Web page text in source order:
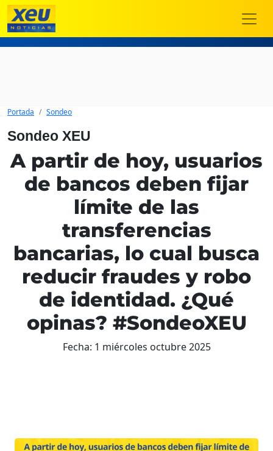
Portada Sondeo
Sondeo XEU
A partir de hoy, usuarios
de bancos deben fijar
límite de las
transferencias
bancarias, lo cual busca
reducir fraudes y robo
de identidad. ¿Qué
opinas? #SondeoXEU
Fecha: 1 miércoles octubre 2025